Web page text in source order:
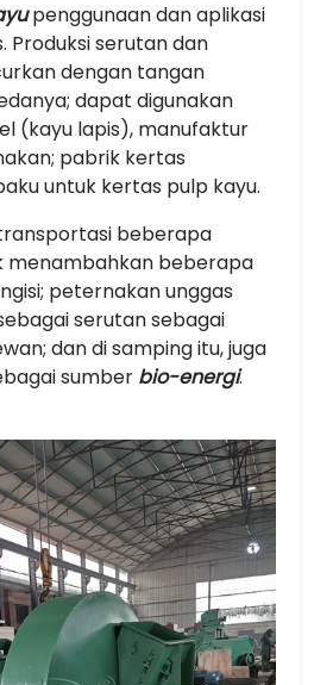
penggunaan dan aplikasi
Produksi serutan dan
dengan tangan
dapat digunakan
(kayu lapis), manufaktur
pabrik kertas
untuk kertas pulp kayu.
beberapa
menambahkan beberapa
peternakan unggas
serutan sebagai
dan di samping itu, juga
sumber bio-energi.